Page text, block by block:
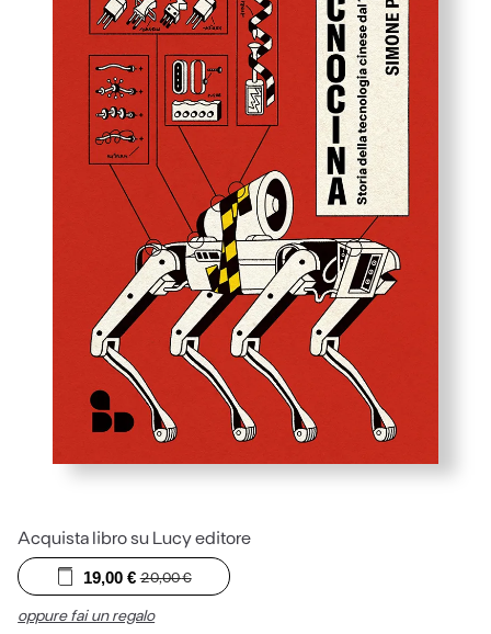
Acquista libro su Lucy editore
20,00€
19,00 €
oppure fai un regalo